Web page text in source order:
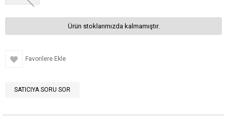
Ürün stoklarımızda kalmamıştır.
Favorilere Ekle
SATICIYA SORU SOR